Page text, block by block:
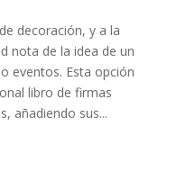
decoración, y a la
nota de la idea de un
eventos. Esta opción
libro de firmas
añadiendo sus...